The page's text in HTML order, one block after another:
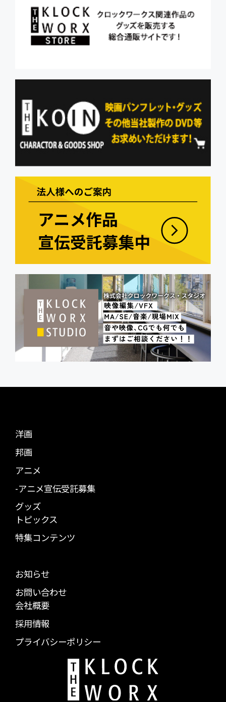
洋画
邦画
アニメ
-アニメ宣伝受託募集
グッズ
トピックス
特集コンテンツ
お知らせ
お問い合わせ
会社概要
採用情報
プライバシーポリシー